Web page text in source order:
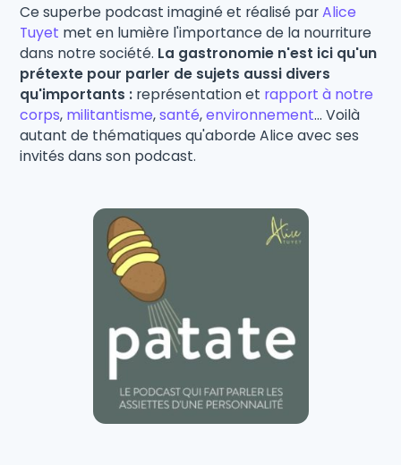
Ce superbe podcast imaginé et réalisé parAlice
Tuyet met en lumière l'importance de la nourriture
dans notre société. La gastronomie n'est ici qu'un
prétexte pour parler de sujets aussi divers
qu'importants : représentation et rapport à notre
corps, militantisme,santé,environnement... Voilà
autant de thématiques qu'aborde Alice avec ses
invités dans son podcast.